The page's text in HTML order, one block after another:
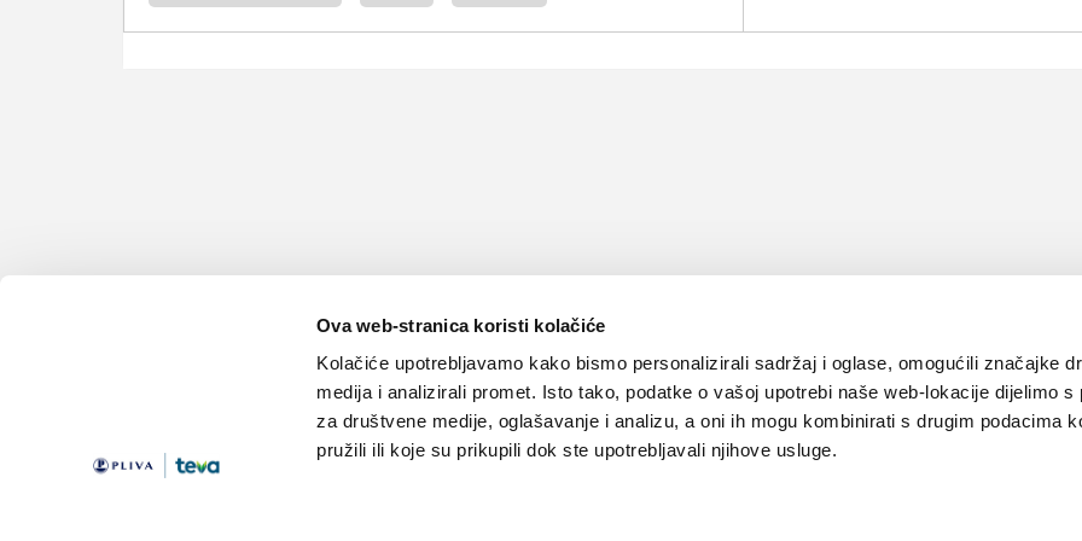
Ova web-stranica koristi kolačiće
Kolačiće upotrebljavamo kako bismo personalizirali sadržaj i oglase, omogućili značajke
medija i analizirali promet. Isto tako, podatke o vašoj upotrebi naše web-lokacije dijelimo s
za društvene medije, oglašavanje i analizu, a oni ih mogu kombinirati s drugim podacima
pružili ili koje su prikupili dok ste upotrebljavali njihove usluge.
Važne pravne